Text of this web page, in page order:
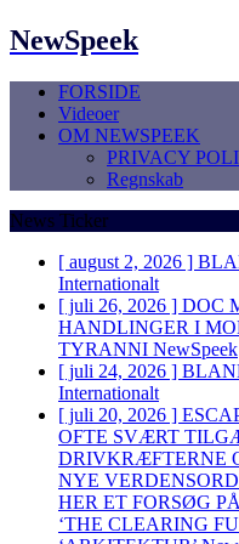
NewSpeek
FORSIDE
Videoer
OM NEWSPEEK
PRIVACY
Regnskab
News Ticker
[ august 2, 2026 ]
Internationalt
[ juli 26, 2026 ] DOC
HANDLINGER I
TYRANNI NewSpeek
[ juli 24, 2026 ]
Internationalt
[ juli 20, 2026 ]
OFTE SVÆRT
DRIVKRÆFTERNE
NYE
HER ET FORSØG
‘THE CLEARING